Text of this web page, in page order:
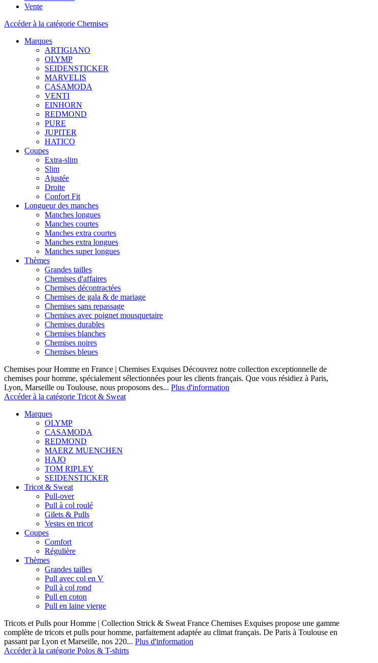
Vente
Accéder à la catégorie Chemises
Marques
ARTIGIANO
OLYMP
SEIDENSTICKER
MARVELIS
CASAMODA
VENTI
EINHORN
REDMOND
PURE
JUPITER
HATICO
Coupes
Extra-slim
Slim
Ajustée
Droite
Confort Fit
Longueur des manches
Manches longues
Manches courtes
Manches extra courtes
Manches extra longues
Manches super longues
Thèmes
Grandes tailles
Chemises d'affaires
Chemises décontractées
Chemises de gala & de mariage
Chemises sans repassage
Chemises avec poignet mousquetaire
Chemises durables
Chemises blanches
Chemises noires
Chemises bleues
Chemises pour Homme en France | Chemises Exquises Découvrez notre collection exceptionnelle de
chemises pour homme, spécialement sélectionnées pour les clients français. Que vous résidiez à Paris,
Lyon, Marseille ou Toulouse, nous proposons des... Plus d'information
Accéder à la catégorie Tricot & Sweat
Marques
OLYMP
CASAMODA
REDMOND
MAERZ MUENCHEN
HAJO
TOM RIPLEY
SEIDENSTICKER
Tricot & Sweat
Pull-over
Pull à col roulé
Gilets & Pulls
Vestes en tricot
Coupes
Comfort
Régulière
Thèmes
Grandes tailles
Pull avec col en V
Pull à col rond
Pull en coton
Pull en laine vierge
Tricots et Pulls pour Homme | Collection Strick & Sweat France Chemises Exquises propose une gamme
complète de tricots et pulls pour homme, parfaitement adaptée au climat français. De Paris à Toulouse en
passant par Lyon et Marseille, nos 220... Plus d'information
Accéder à la catégorie Polos & T-shirts